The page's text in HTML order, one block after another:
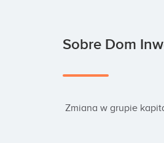
Sobre Dom
Zmiana w grupie